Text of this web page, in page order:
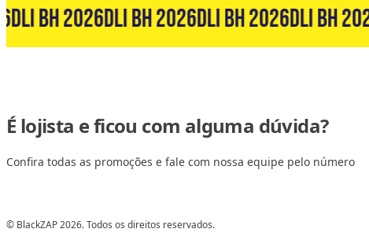
DLI BH 2026DLI BH 2026DLI BH 2026DLI BH
É lojista e ficou com alguma dúvida?
Confira todas as promoções e fale com nossa equipe pelo número
© BlackZAP 2026. Todos os direitos reservados.